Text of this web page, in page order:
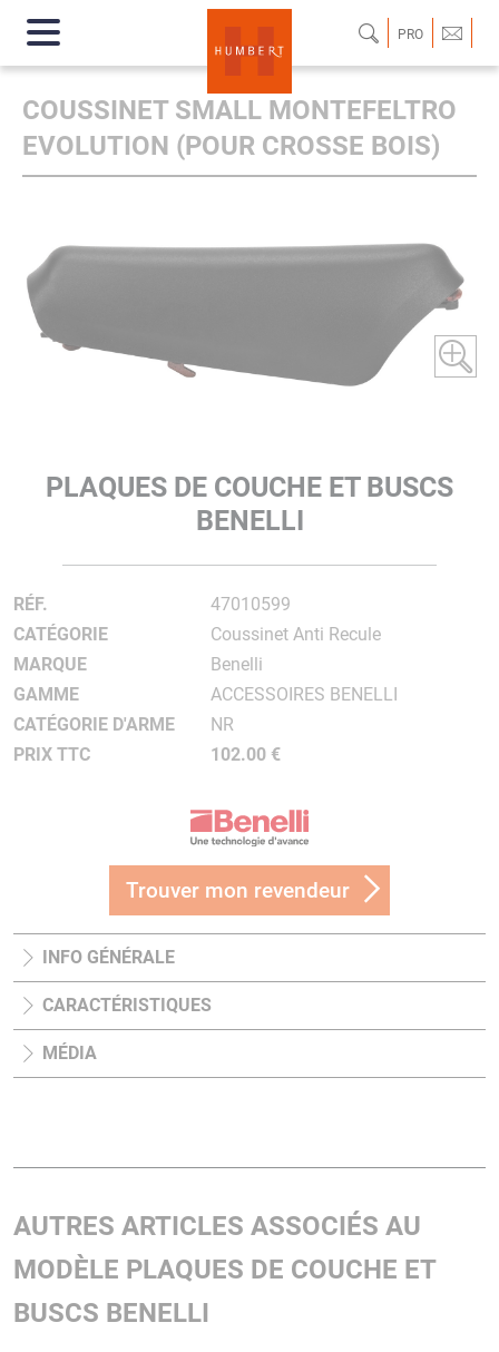
PRO
COUSSINET SMALL MONTEFELTRO
EVOLUTION (POUR CROSSE BOIS)
PLAQUES DE COUCHE ET BUSCS
BENELLI
RÉF.
47010599
CATÉGORIE
Coussinet Anti Recule
MARQUE
Benelli
GAMME
ACCESSOIRES BENELLI
CATÉGORIE D'ARME
NR
PRIX TTC
102.00 €
Trouver mon revendeur
INFO GÉNÉRALE
CARACTÉRISTIQUES
MÉDIA
AUTRES ARTICLES ASSOCIÉS AU
MODÈLE PLAQUES DE COUCHE ET
BUSCS BENELLI